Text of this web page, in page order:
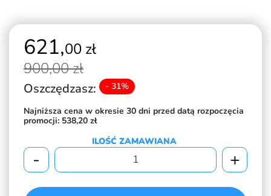
621,00 zł
900,00 zł
Oszczędzasz: - 31%
Najniższa cena w okresie 30 dni przed datą rozpoczęcia
promocji: 538,20 zł
ILOŚĆ ZAMAWIANA
- +